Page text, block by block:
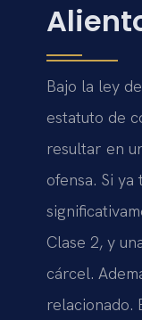
Bajo la ley
estatuto de
resultar en
ofensa. Si
Clase 2, y
cárcel.
relacionado.